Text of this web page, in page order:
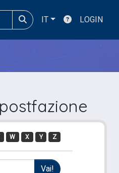
IT LOGIN
W X Y Z